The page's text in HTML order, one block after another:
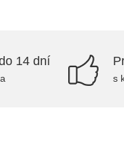
14 dní
s